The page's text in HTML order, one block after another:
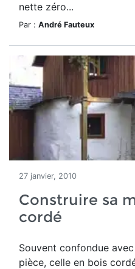
nette zéro...
Par : André Fauteux
27 janvier, 2010
Construire sa
cordé
Souvent confondue
pièce, celle en bois